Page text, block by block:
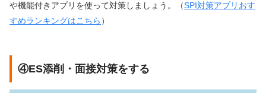
や機能付きアプリを使って対策しましょう。（SPI対策アプリおす
すめランキングはこちら ）
④ES添削・面接対策をする